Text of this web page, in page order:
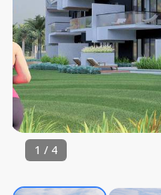
1 / 4